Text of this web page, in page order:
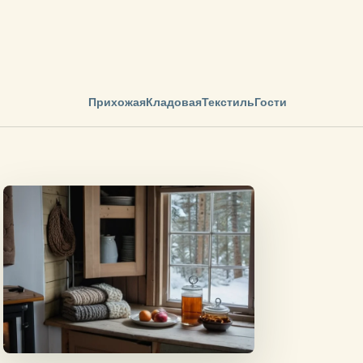
ПрихожаяКладоваяТекстильГости